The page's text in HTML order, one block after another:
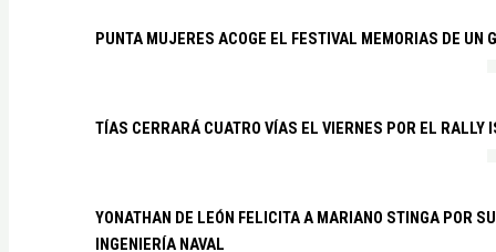
PUNTA MUJERES ACOGE EL FESTIVAL MEMORIAS DE UN
TÍAS CERRARÁ CUATRO VÍAS EL VIERNES POR EL RALLY
YONATHAN DE LEÓN FELICITA A MARIANO STINGA POR
INGENIERÍA NAVAL